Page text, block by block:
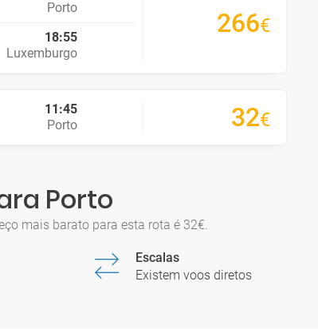
Porto
18:55
Luxemburgo
266€
11:45
Porto
32€
Porto
mais barato para esta rota é 32€.
Escalas
Existem voos diretos